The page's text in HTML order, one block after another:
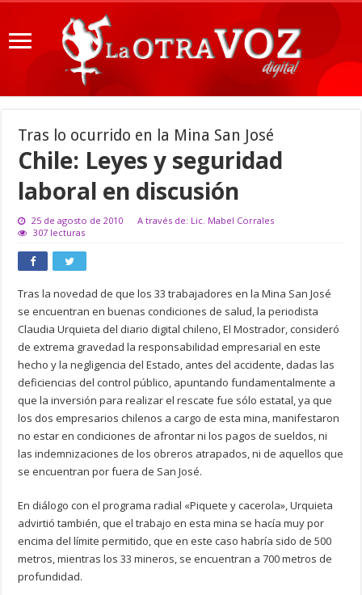
Tras lo ocurrido en la Mina San José
Chile: Leyes y seguridad
laboral en discusión
25 de agosto de 2010
A través de: Lic. Mabel Corrales
307 lecturas
Tras la novedad de que los 33 trabajadores en la Mina San José
se encuentran en buenas condiciones de salud, la periodista
Claudia Urquieta del diario digital chileno, El Mostrador, consideró
de extrema gravedad la responsabilidad empresarial en este
hecho y la negligencia del Estado, antes del accidente, dadas las
deficiencias del control público, apuntando fundamentalmente a
que la inversión para realizar el rescate fue sólo estatal, ya que
los dos empresarios chilenos a cargo de esta mina, manifestaron
no estar en condiciones de afrontar ni los pagos de sueldos, ni
las indemnizaciones de los obreros atrapados, ni de aquellos que
se encuentran por fuera de San José.
En diálogo con el programa radial «Piquete y cacerola», Urquieta
advirtió también, que el trabajo en esta mina se hacía muy por
encima del límite permitido, que en este caso habría sido de 500
metros, mientras los 33 mineros, se encuentran a 700 metros de
profundidad.